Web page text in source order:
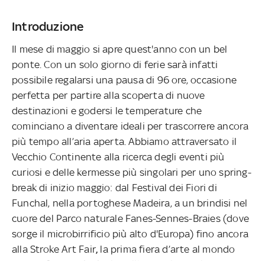
Introduzione
Il mese di maggio si apre quest'anno con un bel
ponte. Con un solo giorno di ferie sarà infatti
possibile regalarsi una pausa di 96 ore, occasione
perfetta per partire alla scoperta di nuove
destinazioni e godersi le temperature che
cominciano a diventare ideali per trascorrere ancora
più tempo all’aria aperta. Abbiamo attraversato il
Vecchio Continente alla ricerca degli eventi più
curiosi e delle kermesse più singolari per uno spring-
break di inizio maggio: dal Festival dei Fiori di
Funchal, nella portoghese Madeira, a un brindisi nel
cuore del Parco naturale Fanes-Sennes-Braies (dove
sorge il microbirrificio più alto d'Europa) fino ancora
alla Stroke Art Fair, la prima fiera d’arte al mondo